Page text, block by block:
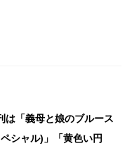
「義母と娘のブルース
シャル)」「黄色い円